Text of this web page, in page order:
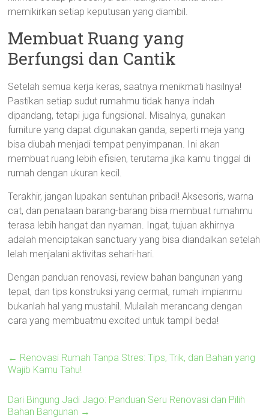
memikirkan setiap keputusan yang diambil.
Membuat Ruang yang
Berfungsi dan Cantik
Setelah semua kerja keras, saatnya menikmati hasilnya!
Pastikan setiap sudut rumahmu tidak hanya indah
dipandang, tetapi juga fungsional. Misalnya, gunakan
furniture yang dapat digunakan ganda, seperti meja yang
bisa diubah menjadi tempat penyimpanan. Ini akan
membuat ruang lebih efisien, terutama jika kamu tinggal di
rumah dengan ukuran kecil.
Terakhir, jangan lupakan sentuhan pribadi! Aksesoris, warna
cat, dan penataan barang-barang bisa membuat rumahmu
terasa lebih hangat dan nyaman. Ingat, tujuan akhirnya
adalah menciptakan sanctuary yang bisa diandalkan setelah
lelah menjalani aktivitas sehari-hari.
Dengan panduan renovasi, review bahan bangunan yang
tepat, dan tips konstruksi yang cermat, rumah impianmu
bukanlah hal yang mustahil. Mulailah merancang dengan
cara yang membuatmu excited untuk tampil beda!
← Renovasi Rumah Tanpa Stres: Tips, Trik, dan Bahan yang
Wajib Kamu Tahu!
Dari Bingung Jadi Jago: Panduan Seru Renovasi dan Pilih
Bahan Bangunan →